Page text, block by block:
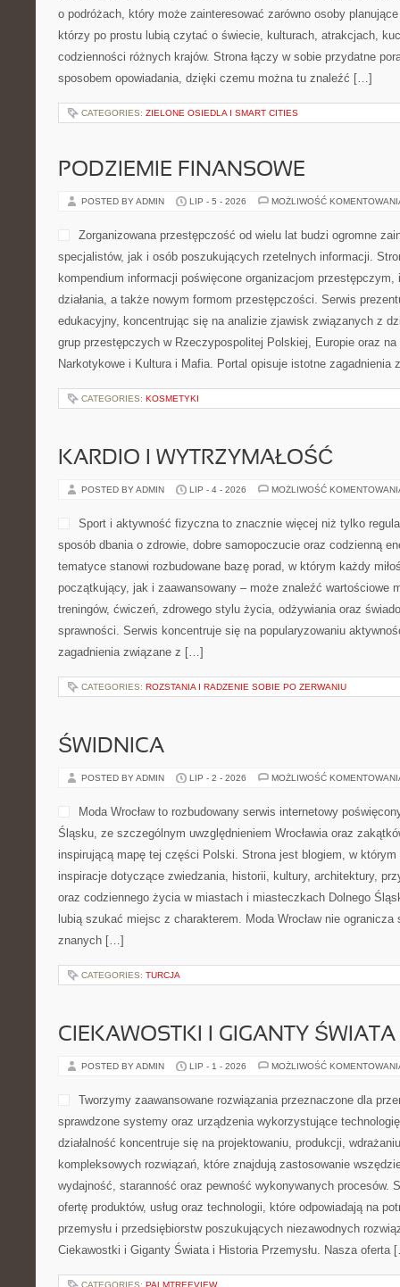
o podróżach, który może zainteresować zarówno osoby
którzy po prostu lubią czytać o świecie, kulturach, atrakcjach,
codzienności różnych krajów. Strona łączy w sobie przydatne
sposobem opowiadania, dzięki czemu można tu znaleźć […]
CATEGORIES: ZIELONE OSIEDLA I SMART CITIES
PODZIEMIE FINANSOWE
POSTED BY ADMIN LIP - 5 - 2026 MOŻLIWOŚĆ
Zorganizowana przestępczość od wielu lat budzi ogromne
specjalistów, jak i osób poszukujących rzetelnych informacji.
kompendium informacji poświęcone organizacjom przestępczym,
działania, a także nowym formom przestępczości. Serwis
edukacyjny, koncentrując się na analizie zjawisk związanych z
grup przestępczych w Rzeczypospolitej Polskiej, Europie oraz
Narkotykowe i Kultura i Mafia. Portal opisuje istotne
CATEGORIES: KOSMETYKI
KARDIO I WYTRZYMAŁOŚĆ
POSTED BY ADMIN LIP - 4 - 2026 MOŻLIWOŚĆ
Sport i aktywność fizyczna to znacznie więcej niż tylko
sposób dbania o zdrowie, dobre samopoczucie oraz codzienną
tematyce stanowi rozbudowane bazę porad, w którym każdy
początkujący, jak i zaawansowany – może znaleźć wartościowe
treningów, ćwiczeń, zdrowego stylu życia, odżywiania oraz
sprawności. Serwis koncentruje się na popularyzowaniu
zagadnienia związane z […]
CATEGORIES: ROZSTANIA I RADZENIE SOBIE PO ZERWANIU
ŚWIDNICA
POSTED BY ADMIN LIP - 2 - 2026 MOŻLIWOŚĆ
Moda Wrocław to rozbudowany serwis internetowy
Śląsku, ze szczególnym uwzględnieniem Wrocławia oraz
inspirującą mapę tej części Polski. Strona jest blogiem, w
inspiracje dotyczące zwiedzania, historii, kultury, architektury,
oraz codziennego życia w miastach i miasteczkach Dolnego
lubią szukać miejsc z charakterem. Moda Wrocław nie ogranicza
znanych […]
CATEGORIES: TURCJA
CIEKAWOSTKI I GIGANTY ŚWIATA
POSTED BY ADMIN LIP - 1 - 2026 MOŻLIWOŚĆ
Tworzymy zaawansowane rozwiązania przeznaczone dla
sprawdzone systemy oraz urządzenia wykorzystujące
działalność koncentruje się na projektowaniu, produkcji,
kompleksowych rozwiązań, które znajdują zastosowanie
wydajność, staranność oraz pewność wykonywanych procesów.
ofertę produktów, usług oraz technologii, które odpowiadają na
przemysłu i przedsiębiorstw poszukujących niezawodnych
Ciekawostki i Giganty Świata i Historia Przemysłu. Nasza oferta
CATEGORIES: PALMTREEVIEW